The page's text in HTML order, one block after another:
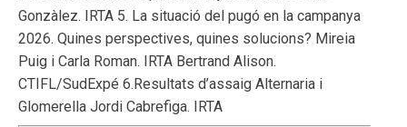
Gonzàlez. IRTA 5. La situació del pugó en la campanya
2026. Quines perspectives, quines solucions? Mireia
Puig i Carla Roman. IRTA Bertrand Alison.
CTIFL/SudExpé 6.Resultats d’assaig Alternaria i
Glomerella Jordi Cabrefiga. IRTA